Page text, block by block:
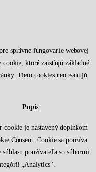
správne fungovanie webovej
cookie, ktoré zaisťujú základné
Tieto cookies neobsahujú
Popis
cookie je nastavený doplnkom
Consent. Cookie sa používa
súhlasu používateľa so súbormi
„Analytics“.